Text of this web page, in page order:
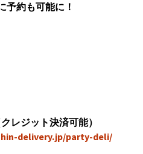
予約も可能に！
レジット決済可能）
delivery.jp/party-deli/